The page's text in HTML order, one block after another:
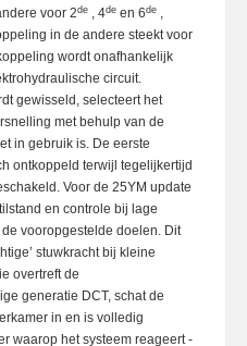
voor 2de , 4de en 6de ,
in de andere steekt voor
wordt onafhankelijk
circuit.
gewisseld, selecteert het
met behulp van de
in gebruik is. De eerste
ontkoppeld terwijl tegelijkertijd
Voor de 25YM update
en controle bij lage
vooropgestelde doelen. Dit
stuwkracht bij kleine
overtreft de
generatie DCT, schat de
in en is volledig
waarop het systeem reageert -